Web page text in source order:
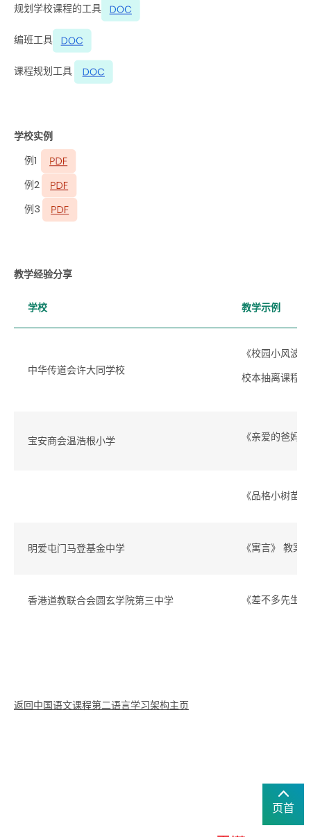
规划学校课程的工具
编班工具
课程规划工具
学校实例
例1
例2
例3
教学经验分享
学校 教学示例
中华传道会许大同学校
《校园小风波
校本抽离课程
宝安商会温浩根小学 《亲爱的爸妈
《品格小树苗
明爱屯门马登基金中学 《寓言》 教案
香港道教联合会圆玄学院第三中学 《差不多先
返回中国语文课程第二语言学习架构主页
页首